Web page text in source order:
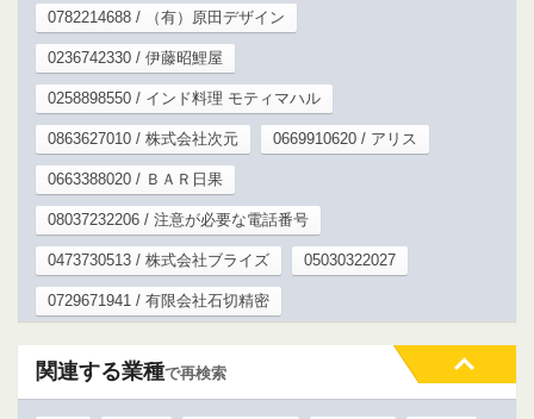
0782214688 / （有）原田デザイン
0236742330 / 伊藤昭鯉屋
0258898550 / インド料理 モティマハル
0863627010 / 株式会社次元 0669910620 / アリス
0663388020 / ＢＡＲ日果
08037232206 / 注意が必要な電話番号
0473730513 / 株式会社ブライズ 05030322027
0729671941 / 有限会社石切精密
関連する業種で再検索